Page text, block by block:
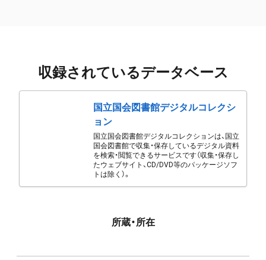
収録されているデータベース
国立国会図書館デジタルコレクシ
ョン
国立国会図書館デジタルコレクションは、国立
国会図書館で収集・保存しているデジタル資料
を検索・閲覧できるサービスです（収集・保存し
たウェブサイト、CD/DVD等のパッケージソフ
トは除く）。
所蔵・所在